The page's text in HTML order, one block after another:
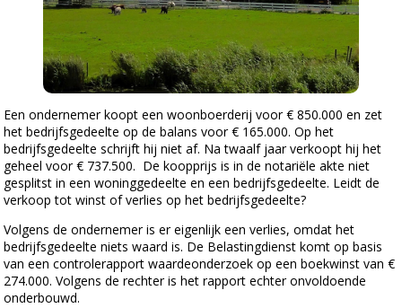
Een ondernemer koopt een woonboerderij voor € 850.000 en zet
het bedrijfsgedeelte op de balans voor € 165.000. Op het
bedrijfsgedeelte schrijft hij niet af. Na twaalf jaar verkoopt hij het
geheel voor € 737.500. De koopprijs is in de notariële akte niet
gesplitst in een woninggedeelte en een bedrijfsgedeelte. Leidt de
verkoop tot winst of verlies op het bedrijfsgedeelte?
Volgens de ondernemer is er eigenlijk een verlies, omdat het
bedrijfsgedeelte niets waard is. De Belastingdienst komt op basis
van een controlerapport waardeonderzoek op een boekwinst van €
274.000. Volgens de rechter is het rapport echter onvoldoende
onderbouwd.